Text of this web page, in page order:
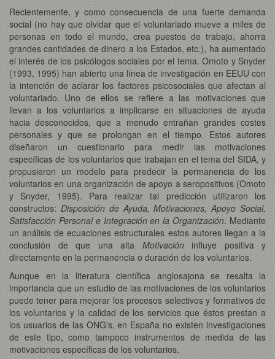
Recientemente, y como consecuencia de una fuerte demanda
social (no hay que olvidar que el voluntariado mueve a miles de
personas en todo el mundo, crea puestos de trabajo, ahorra
grandes cantidades de dinero a los Estados, etc.), ha aumentado
el interés de los psicólogos sociales por el tema. Omoto y Snyder
(1993, 1995) han abierto una línea de investigación en EEUU con
la intención de aclarar los factores psicosociales que afectan al
voluntariado. Uno de ellos se refiere a las motivaciones que
llevan a los voluntarios a implicarse en situaciones de ayuda
hacia desconocidos, que a menudo entrañan grandes costes
personales y que se prolongan en el tiempo. Estos autores
diseñaron un cuestionario para medir las motivaciones
específicas de los voluntarios que trabajan en el tema del SIDA, y
propusieron un modelo para predecir la permanencia de los
voluntarios en una organización de apoyo a seropositivos (Omoto
y Snyder, 1995). Para realizar tal predicción utilizaron los
constructos: Disposición de Ayuda, Motivaciones, Apoyo Social,
Satisfacción Personal e Integración en la Organización. Mediante
un análisis de ecuaciones estructurales estos autores llegan a la
conclusión de que una alta Motivacióninfluye positiva y
directamente en la permanencia o duración de los voluntarios.
Aunque en la literatura científica anglosajona se resalta la
importancia que un estudio de las motivaciones de los voluntarios
puede tener para mejorar los procesos selectivos y formativos de
los voluntarios y la calidad de los servicios que éstos prestan a
los usuarios de las ONG's, en España no existen investigaciones
de este tipo, como tampoco instrumentos de medida de las
motivaciones específicas de los voluntarios.